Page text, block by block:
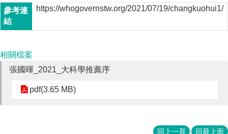
在
職
學
術
https://whogovernstw.org/2021/07/19/changkuohui1/
相關檔案
張國暉_2021_大科學推薦序
pdf(3.65 MB)
回上一頁 回最上面